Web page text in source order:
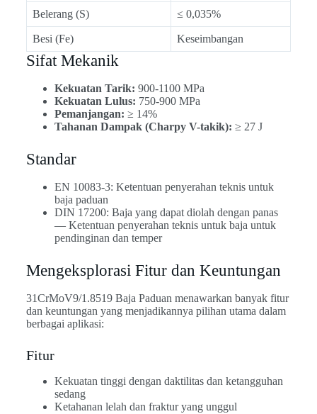
Belerang (S) ≤ 0,035%
Besi (Fe) Keseimbangan
Sifat Mekanik
Kekuatan Tarik: 900-1100 MPa
Kekuatan Lulus: 750-900 MPa
Pemanjangan: ≥ 14%
Tahanan Dampak (Charpy V-takik): ≥ 27 J
Standar
EN 10083-3: Ketentuan penyerahan teknis untuk
baja paduan
DIN 17200: Baja yang dapat diolah dengan panas
— Ketentuan penyerahan teknis untuk baja untuk
pendinginan dan temper
Mengeksplorasi Fitur dan Keuntungan
31CrMoV9/1.8519 Baja Paduan menawarkan banyak fitur
dan keuntungan yang menjadikannya pilihan utama dalam
berbagai aplikasi:
Fitur
Kekuatan tinggi dengan daktilitas dan ketangguhan
sedang
Ketahanan lelah dan fraktur yang unggul